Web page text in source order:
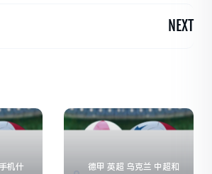
NEXT
机什
德甲 英超 乌克兰 中超和